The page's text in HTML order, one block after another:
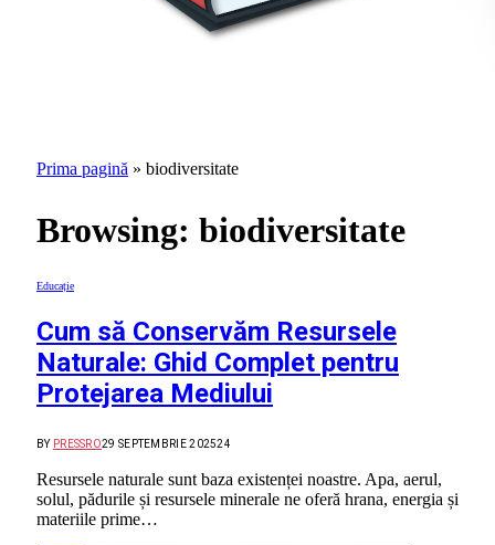
Prima pagină » biodiversitate
Browsing: biodiversitate
Educație
Cum să Conservăm Resursele
Naturale: Ghid Complet pentru
Protejarea Mediului
BY PRESSRO29 SEPTEMBRIE 202524
Resursele naturale sunt baza existenței noastre. Apa, aerul,
solul, pădurile și resursele minerale ne oferă hrana, energia și
materiile prime…